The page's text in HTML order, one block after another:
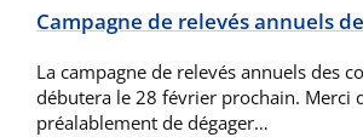
Campagne de relevés annuels
La campagne de relevés annuels des
débutera le 28 février prochain. Merci
préalablement de dégager…